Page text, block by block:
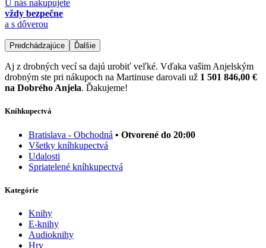
U nás nakupujete
vždy bezpečne
a s dôverou
Predchádzajúce Ďalšie
Aj z drobných vecí sa dajú urobiť veľké. Vďaka vašim Anjelským
drobným ste pri nákupoch na Martinuse darovali už 1 501 846,00 €
na Dobrého Anjela. Ďakujeme!
Kníhkupectvá
Bratislava - Obchodná • Otvorené do 20:00
Všetky kníhkupectvá
Udalosti
Spriatelené kníhkupectvá
Kategórie
Knihy
E-knihy
Audioknihy
Hry